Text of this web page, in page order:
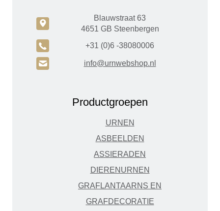
c
Blauwstraat 63
4651 GB Steenbergen
A +31 (0)6 -38080006
H info@urnwebshop.nl
Productgroepen
URNEN
ASBEELDEN
ASSIERADEN
DIERENURNEN
GRAFLANTAARNS EN
GRAFDECORATIE